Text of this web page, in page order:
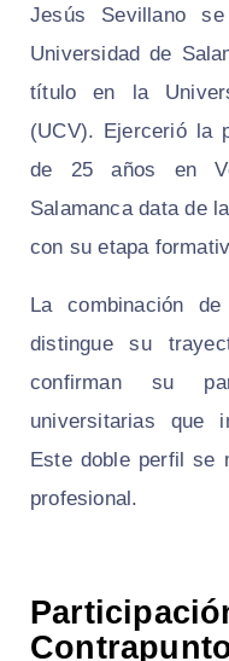
Jesús Sevillano
Universidad de
título en la
(UCV). Ejercerió la
de 25 años en
Salamanca data de
con su etapa
La combinación
distingue su
confirman su
universitarias que
Este doble perfil se
profesional.